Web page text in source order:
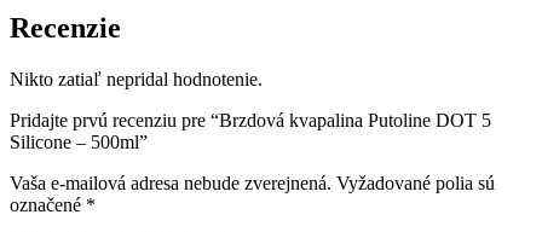
Recenzie
Nikto zatiaľ nepridal hodnotenie.
Pridajte prvú recenziu pre “Brzdová kvapalina Putoline DOT 5
Silicone – 500ml”
Vaša e-mailová adresa nebude zverejnená. Vyžadované polia sú
označené *